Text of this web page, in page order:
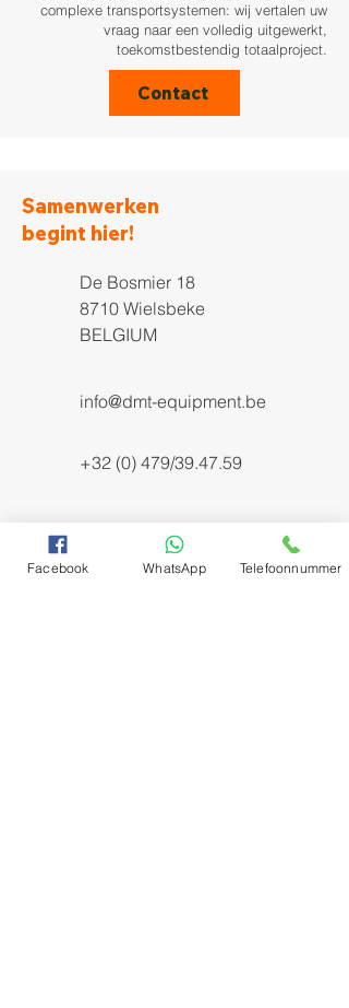
complexe transportsystemen: wij vertalen uw
vraag naar een volledig uitgewerkt,
toekomstbestendig totaalproject.
Contact
Samenwerken
begint hier!
De Bosmier 18
8710 Wielsbeke
BELGIUM
info@dmt-equipment.be
+32 (0) 479/39.47.59
Facebook WhatsApp Telefoonnummer